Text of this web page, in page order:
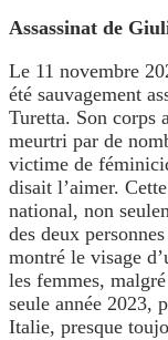
Assassinat de
Le 11 novembre
été sauvagement
Turetta. Son corps
meurtri par de
victime de
disait l’aimer.
national, non
des deux
montré le visage
les femmes,
seule année 2023,
Italie, presque